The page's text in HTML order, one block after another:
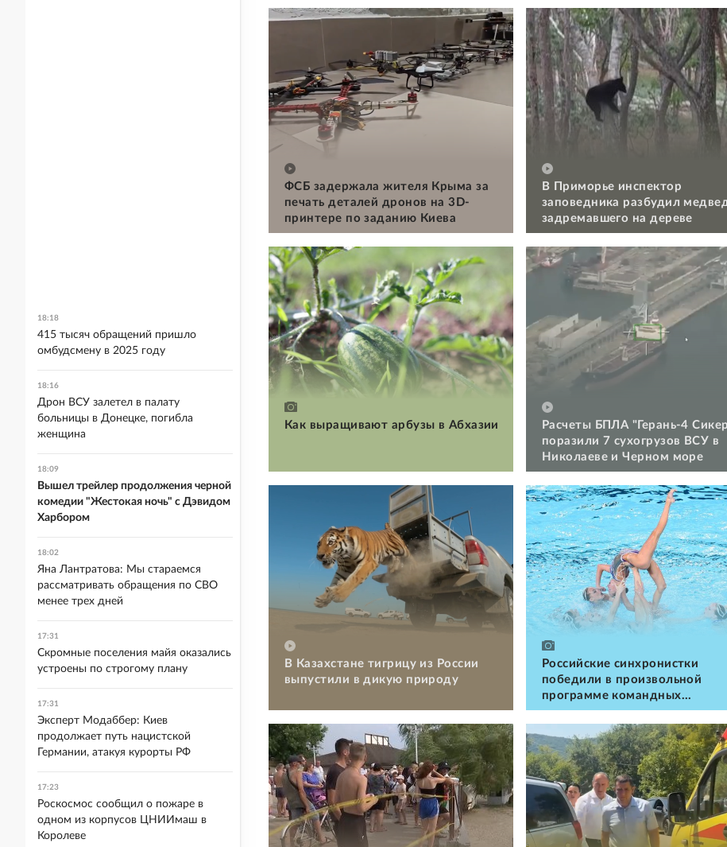
ФСБ задержала жителя Крыма за
печать деталей дронов на 3D-
принтере по заданию Киева
В Приморье инспектор
заповедника разбудил
задремавшего на дереве
Как выращивают арбузы в Абхазии
Расчеты БПЛА "Герань-4
поразили 7 сухогрузов ВСУ в
Николаеве и Черном море
В Казахстане тигрицу из России
выпустили в дикую природу
Российские cинхронистки
победили в произвольной
программе командных
соревнований на ЧЕ в Париже
18:18
415 тысяч обращений пришло
омбудсмену в 2025 году
18:16
Дрон ВСУ залетел в палату
больницы в Донецке, погибла
женщина
18:09
Вышел трейлер продолжения черной
комедии "Жестокая ночь" с Дэвидом
Харбором
18:02
Яна Лантратова: Мы стараемся
рассматривать обращения по СВО
менее трех дней
17:31
Скромные поселения майя оказались
устроены по строгому плану
17:31
Эксперт Модаббер: Киев
продолжает путь нацистской
Германии, атакуя курорты РФ
17:23
Роскосмос сообщил о пожаре в
одном из корпусов ЦНИИмаш в
Королеве